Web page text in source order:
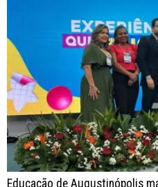
Educação de Augustinópolis